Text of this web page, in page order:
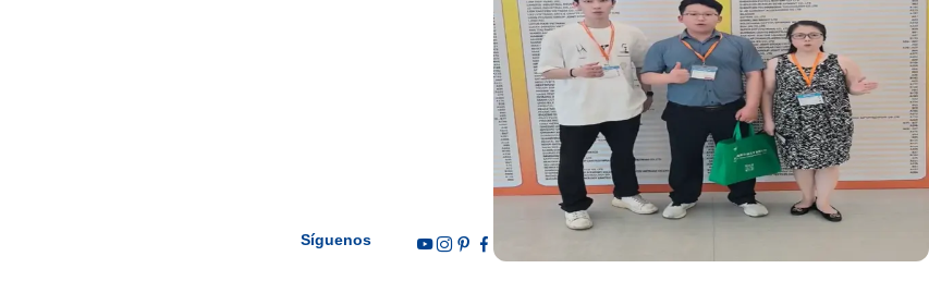
Síguenos